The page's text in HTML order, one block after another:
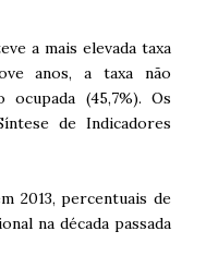
a mais elevada taxa
anos, a taxa não
ocupada (45,7%). Os
de Indicadores
2013, percentuais de
na década passada